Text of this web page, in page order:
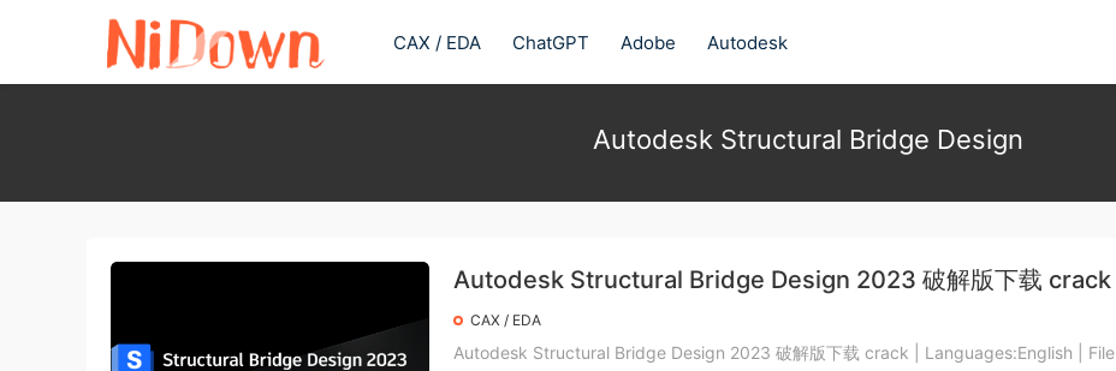
CAX / EDA ChatGPT Adobe Autodesk
Autodesk Structural Bridge Design
Autodesk Structural Bridge Design 2023 破解版下载 crack
CAX / EDA
Autodesk Structural Bridge Design 2023 破解版下载 crack | Languages:English | File